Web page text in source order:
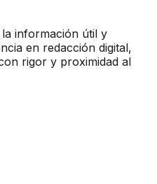
información útil y
en redacción digital,
rigor y proximidad al